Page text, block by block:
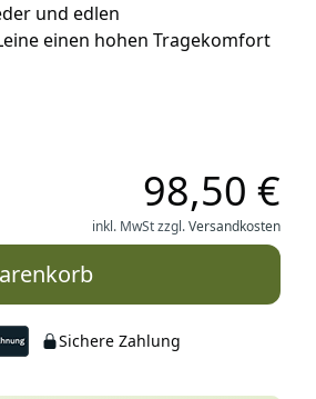
und edlen
einen hohen Tragekomfort
98,50 €
inkl. MwSt zzgl.Versandkosten
Sichere Zahlung